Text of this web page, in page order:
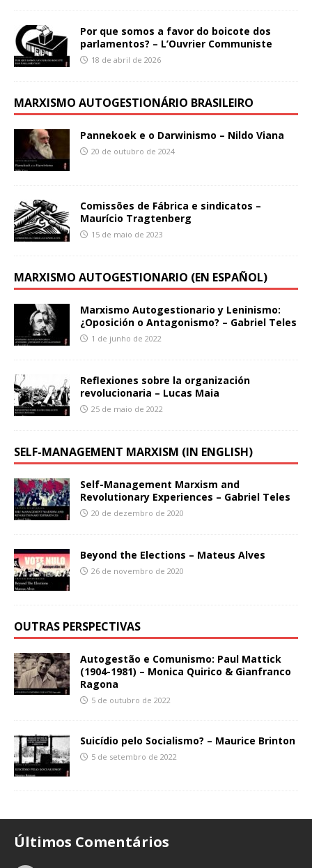
Por que somos a favor do boicote dos
parlamentos? – L’Ouvrier Communiste
18 de abril de 2026
MARXISMO AUTOGESTIONÁRIO BRASILEIRO
Pannekoek e o Darwinismo – Nildo Viana
20 de outubro de 2024
Comissões de Fábrica e sindicatos –
Maurício Tragtenberg
15 de maio de 2023
MARXISMO AUTOGESTIONARIO (EN ESPAÑOL)
Marxismo Autogestionario y Leninismo:
¿Oposición o Antagonismo? – Gabriel Teles
1 de junho de 2022
Reflexiones sobre la organización
revolucionaria – Lucas Maia
25 de maio de 2022
SELF-MANAGEMENT MARXISM (IN ENGLISH)
Self-Management Marxism and
Revolutionary Experiences – Gabriel Teles
20 de dezembro de 2020
Beyond the Elections – Mateus Alves
26 de novembro de 2020
OUTRAS PERSPECTIVAS
Autogestão e Comunismo: Paul Mattick
(1904-1981) – Monica Quirico & Gianfranco
Ragona
5 de outubro de 2022
Suicídio pelo Socialismo? – Maurice Brinton
5 de setembro de 2022
Últimos Comentários